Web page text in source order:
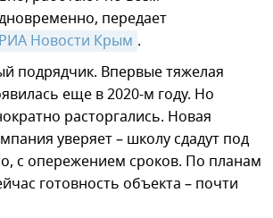
передает
РИА Новости Крым .
подрядчик. Впервые тяжелая
еще в 2020-м году. Но
расторгались. Новая
уверяет – школу сдадут под
с опережением сроков. По планам
готовность объекта – почти